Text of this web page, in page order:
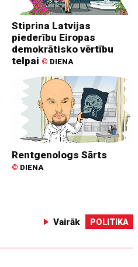
Stiprina Latvijas
piederību Eiropas
demokrātisko vērtību
telpai © DIENA
Rentgenologs Sārts
© DIENA
Vairāk POLITIKA